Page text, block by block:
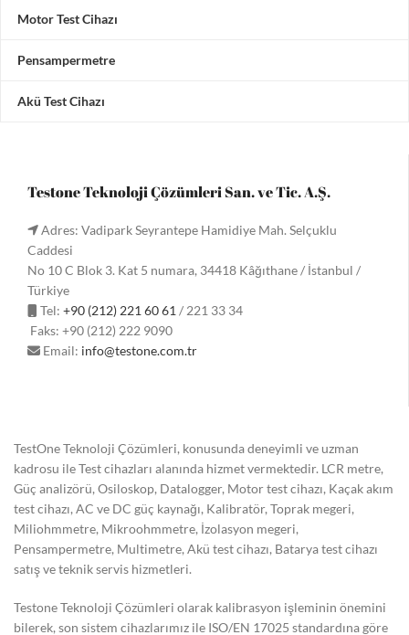
Motor Test Cihazı
Pensampermetre
Akü Test Cihazı
Testone Teknoloji Çözümleri San. ve Tic. A.Ş.
Adres: Vadipark Seyrantepe Hamidiye Mah. Selçuklu
Caddesi
No 10 C Blok 3. Kat 5 numara, 34418 Kâğıthane / İstanbul /
Türkiye
Tel: +90 (212) 221 60 61 / 221 33 34
Faks: +90 (212) 222 9090
Email: info@testone.com.tr
TestOne Teknoloji Çözümleri, konusunda deneyimli ve uzman
kadrosu ile Test cihazları alanında hizmet vermektedir. LCR metre,
Güç analizörü, Osiloskop, Datalogger, Motor test cihazı, Kaçak akım
test cihazı, AC ve DC güç kaynağı, Kalibratör, Toprak megeri,
Miliohmmetre, Mikroohmmetre, İzolasyon megeri,
Pensampermetre, Multimetre, Akü test cihazı, Batarya test cihazı
satış ve teknik servis hizmetleri.
Testone Teknoloji Çözümleri olarak kalibrasyon işleminin önemini
bilerek, son sistem cihazlarımız ile ISO/EN 17025 standardına göre